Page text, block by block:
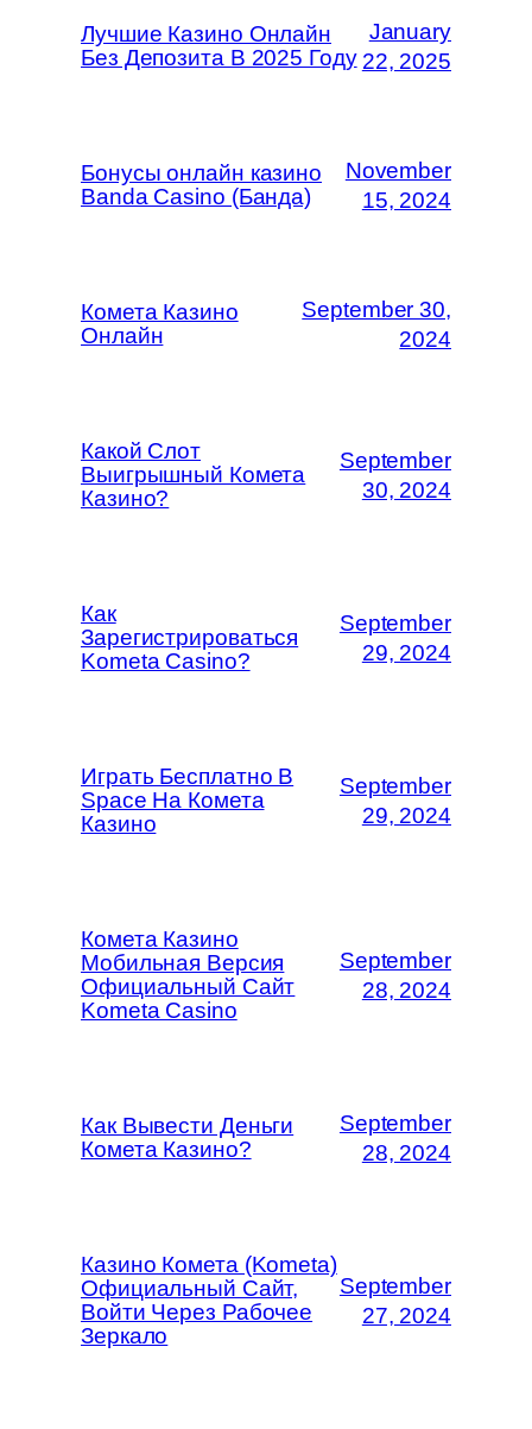
Лучшие Казино Онлайн
Без Депозита В 2025 Году
January
22, 2025
Бонусы онлайн казино
Banda Casino (Банда)
November
15, 2024
Комета Казино
Онлайн
September 30,
2024
Какой Слот
Выигрышный Комета
Казино?
September
30, 2024
Как
Зарегистрироваться
Kometa Casino?
September
29, 2024
Играть Бесплатно В
Space На Комета
Казино
September
29, 2024
Комета Казино
Мобильная Версия
Официальный Сайт
Kometa Casino
September
28, 2024
Как Вывести Деньги
Комета Казино?
September
28, 2024
Казино Комета (Kometa)
Официальный Сайт,
Войти Через Рабочее
Зеркало
September
27, 2024